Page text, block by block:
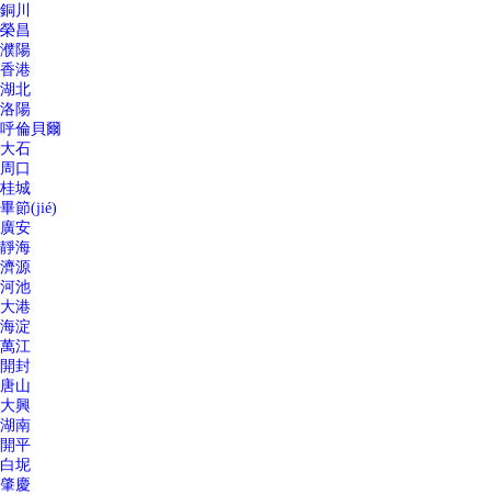
銅川
榮昌
濮陽
香港
湖北
洛陽
呼倫貝爾
大石
周口
桂城
畢節(jié)
廣安
靜海
濟源
河池
大港
海淀
萬江
開封
唐山
大興
湖南
開平
白坭
肇慶